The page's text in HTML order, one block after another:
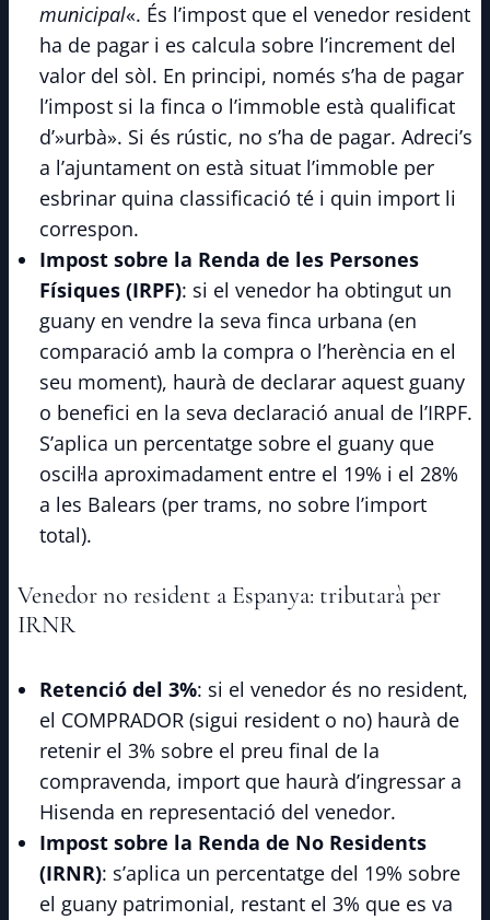
municipal«. És l’impost que el venedor resident
ha de pagar i es calcula sobre l’increment del
valor del sòl. En principi, només s’ha de pagar
l’impost si la finca o l’immoble està qualificat
d’»urbà». Si és rústic, no s’ha de pagar. Adreci’s
a l’ajuntament on està situat l’immoble per
esbrinar quina classificació té i quin import li
correspon.
Impost sobre la Renda de les Persones
Físiques (IRPF): si el venedor ha obtingut un
guany en vendre la seva finca urbana (en
comparació amb la compra o l’herència en el
seu moment), haurà de declarar aquest guany
o benefici en la seva declaració anual de l’IRPF.
S’aplica un percentatge sobre el guany que
oscil·la aproximadament entre el 19% i el 28%
a les Balears (per trams, no sobre l’import
total).
Venedor no resident a Espanya: tributarà per
IRNR
Retenció del 3%: si el venedor és no resident,
el COMPRADOR (sigui resident o no) haurà de
retenir el 3% sobre el preu final de la
compravenda, import que haurà d’ingressar a
Hisenda en representació del venedor.
Impost sobre la Renda de No Residents
(IRNR): s’aplica un percentatge del 19% sobre
el guany patrimonial, restant el 3% que es va